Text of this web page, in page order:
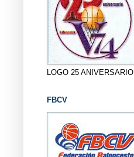
LOGO 25 ANIVERSARIO
FBCV